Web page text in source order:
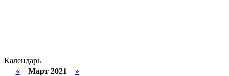
Календарь
«Март 2021 »